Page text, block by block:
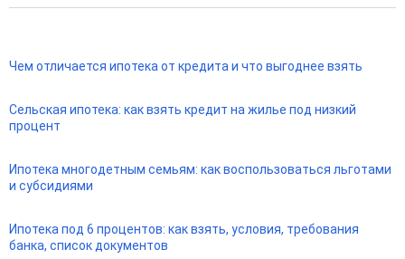
Чем отличается ипотека от кредита и что выгоднее взять
Сельская ипотека: как взять кредит на жилье под низкий
процент
Ипотека многодетным семьям: как воспользоваться льготами
и субсидиями
Ипотека под 6 процентов: как взять, условия, требования
банка, список документов